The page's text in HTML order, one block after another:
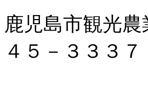
鹿児島市観光
４５－３３３